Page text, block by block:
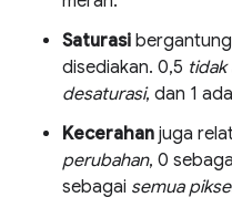
Saturasi
disediakan. 0,5 tidak
desaturasi, dan 1
Kecerahan juga
perubahan, 0
sebagai semua